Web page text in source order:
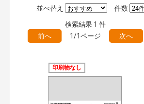
絞り込みの解除
キーワード検索（あいまい）
件数
並べ替え
検索結果 1 件
前へ
1/1ページ 次へ
印刷物なし